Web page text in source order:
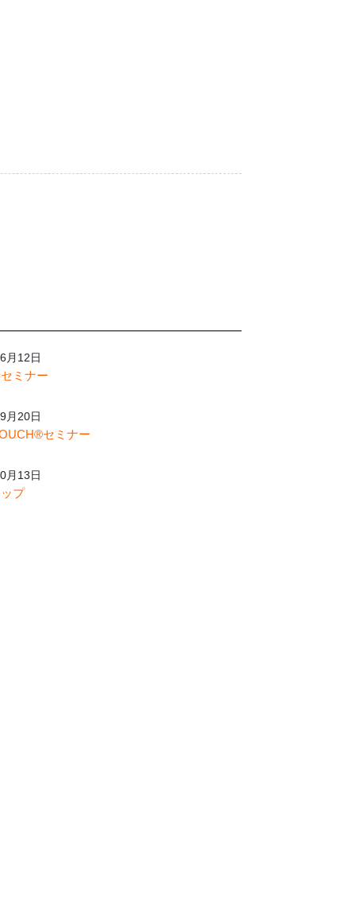
12日
ミナー
20日
セミナー
13日
プ